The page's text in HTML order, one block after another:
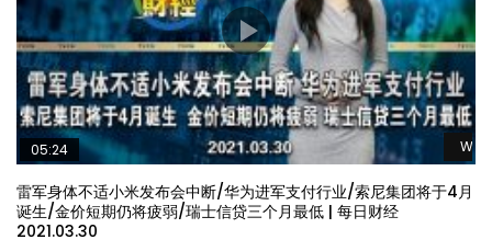
05:24
雷军身体不适小米发布会中断/华为进军支付行业/索尼集团将于4月
诞生/金价短期仍将疲弱/瑞士信贷三个月最低 | 每日财经
2021.03.30